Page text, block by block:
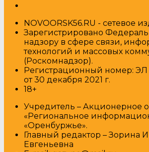
NOVOORSK56.RU - сетевое
Зарегистрировано
надзору в сфере связи,
технологий и массовых
(Роскомнадзор).
Регистрационный номер:
от 30 декабря 2021 г.
18+
Учредитель – Акционерное
«Региональное
«Оренбуржье».
Главный редактор – Зорина
Евгеньевна